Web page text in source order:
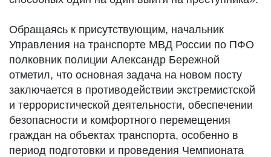
Обращаясь к присутствующим, начальник
Управления на транспорте МВД России по ПФО
полковник полиции Александр Бережной
отметил, что основная задача на новом посту
заключается в противодействии экстремистской
и террористической деятельности, обеспечении
безопасности и комфортного перемещения
граждан на объектах транспорта, особенно в
период подготовки и проведения Чемпионата